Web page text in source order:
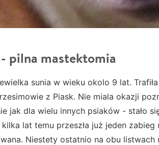
pilna mastektomia
sunia w wieku okolo 9 lat.
z Piask. Nie miala okazji
jak dla wielu innych psiaków - stało
kilka lat temu przeszła już jeden zabieg
Niestety ostatnio na obu listwach